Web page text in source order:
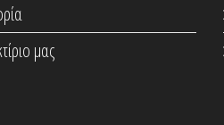
μας